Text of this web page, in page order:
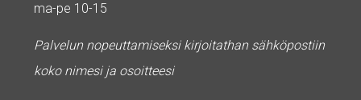
ma-pe 10-15
Palvelun nopeuttamiseksi kirjoitathan sähköpostiin
koko nimesi ja osoitteesi